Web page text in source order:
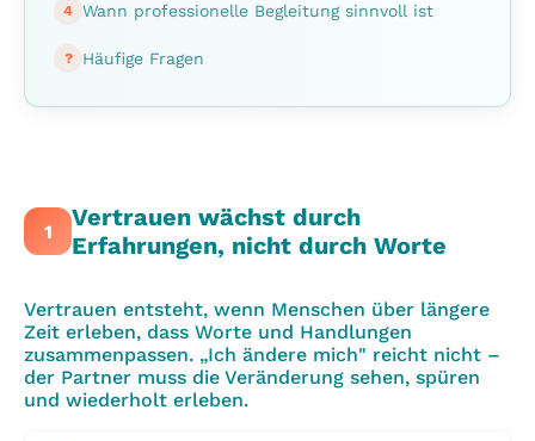
4 Wann professionelle Begleitung sinnvoll ist
? Häufige Fragen
1
Vertrauen wächst durch
Erfahrungen, nicht durch Worte
Vertrauen entsteht, wenn Menschen über längere
Zeit erleben, dass Worte und Handlungen
zusammenpassen. „Ich ändere mich" reicht nicht –
der Partner muss die Veränderung sehen, spüren
und wiederholt erleben.